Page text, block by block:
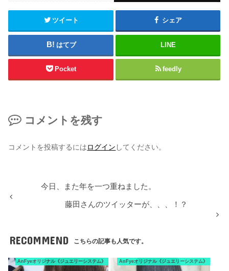
ツイート シェア
はてブ LINE
Pocket feedly
コメントを残す
コメントを投稿するにはログイン してください。
今日、また年を一つ重ねました。
藤田さんのツイッターが、、、！？
RECOMMEND こちらの記事も人気です。
AnFyeオリジナル《ジュエリーシステム》 AnFyeオリジナル《ジュエリーシステム》